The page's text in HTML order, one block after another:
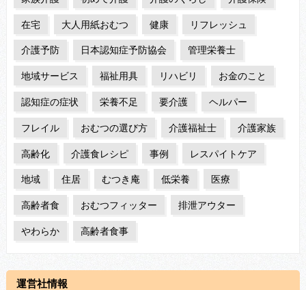
在宅 大人用紙おむつ 健康 リフレッシュ
介護予防 日本認知症予防協会 管理栄養士
地域サービス 福祉用具 リハビリ お金のこと
認知症の症状 栄養不足 要介護 ヘルパー
フレイル おむつの選び方 介護福祉士 介護家族
高齢化 介護食レシピ 事例 レスパイトケア
地域 住居 むつき庵 低栄養 医療
高齢者食 おむつフィッター 排泄アウター
やわらか 高齢者食事
運営社情報